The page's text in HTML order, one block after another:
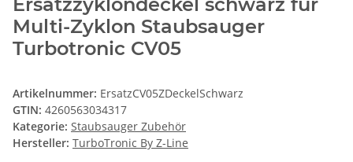
Multi-Zyklon Staubsauger
Turbotronic CV05
Artikelnummer: ErsatzCV05ZDeckelSchwarz
GTIN: 4260563034317
Kategorie: Staubsauger Zubehör
Hersteller: TurboTronic By Z-Line